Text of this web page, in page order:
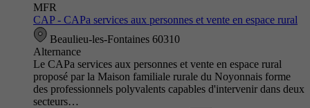
MFR
CAP - CAPa services aux personnes et vente en espace rural
Beaulieu-les-Fontaines 60310
Alternance
Le CAPa services aux personnes et vente en espace rural
proposé par la Maison familiale rurale du Noyonnais forme
des professionnels polyvalents capables d'intervenir dans deux
secteurs…